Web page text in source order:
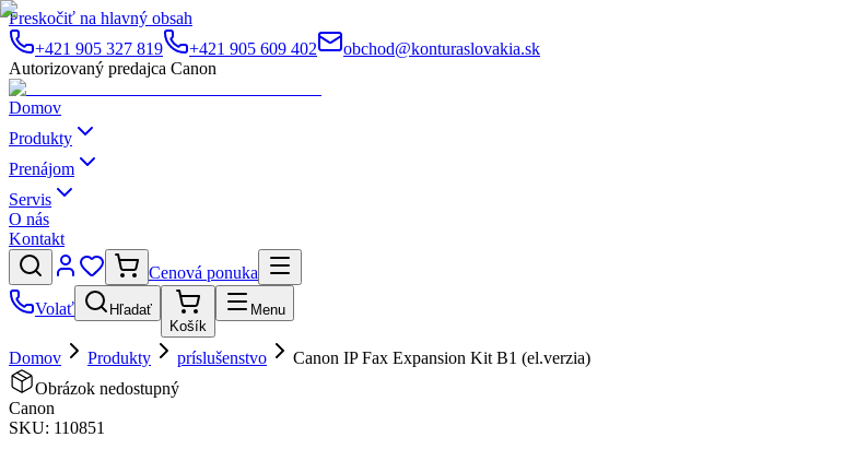
Preskočiť na hlavný obsah
+421 905 327 819
+421 905 609 402
obchod@konturaslovakia.sk
Autorizovaný predajca Canon
Domov
Produkty
Prenájom
Servis
O nás
Kontakt
Cenová ponuka
Volať
Hľadať
Košík
Menu
Domov Produkty príslušenstvo
Canon IP Fax Expansion Kit B1 (el.verzia)
Obrázok nedostupný
Canon
SKU: 110851